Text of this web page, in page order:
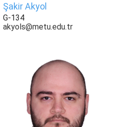
Şakir Akyol
G-134
akyols@metu.edu.tr